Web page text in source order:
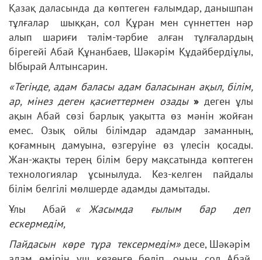
Қазақ даласында да көптеген ғалымдар, данышпан
тұлғалар шыққан, сол Құран мен сүннеттен нәр
алып шариғи тәлім-тәрбие алған тұлғалардың
бірегейі Абай Құнанбаев, Шәкәрім Құдайбердіұлы,
Ыбырай Алтынсарин.
«Тегінде, адам баласы адам баласынан ақыл, білім,
ар, мінез деген қасиеттермен озады»деген ұлы
ақын Абай сөзі барлық уақытта өз мәнін жойған
емес. Озық ойлы білімдар адамдар заманның,
қоғамның дамуына, өзгеруіне өз үлесін қосады.
Жан-жақты терең білім беру мақсатында көптеген
технологиялар ұсынылуда. Кез-келген пайдалы
білім белгілі мөлшерде адамды дамытады.
Ұлы Абай « Жасымда ғылым бар деп
ескермедім,
Пайдасын көре тұра тексермедім»десе, Шәкәрім